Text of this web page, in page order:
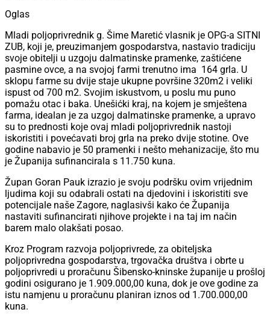
Oglas
Mladi poljoprivrednik g. Šime Maretić vlasnik je OPG-a SITNI
ZUB, koji je, preuzimanjem gospodarstva, nastavio tradiciju
svoje obitelji u uzgoju dalmatinske pramenke, zaštićene
pasmine ovce, a na svojoj farmi trenutno ima 164 grla. U
sklopu farme su dvije staje ukupne površine 320m2 i veliki
ispust od 700 m2. Svojim iskustvom, u poslu mu puno
pomažu otac i baka. Unešićki kraj, na kojem je smještena
farma, idealan je za uzgoj dalmatinske pramenke, a upravo
su to prednosti koje ovaj mladi poljoprivrednik nastoji
iskoristiti i povećavati broj grla na preko dvije stotine. Ove
godine nabavio je 50 pramenki i nešto mehanizacije, što mu
je Županija sufinancirala s 11.750 kuna.
Župan Goran Pauk izrazio je svoju podršku ovim vrijednim
ljudima koji su odabrali ostati na djedovini i iskoristiti sve
potencijale naše Zagore, naglasivši kako će Županija
nastaviti sufinancirati njihove projekte i na taj im način
barem malo olakšati posao.
Kroz Program razvoja poljoprivrede, za obiteljska
poljoprivredna gospodarstva, trgovačka društva i obrte u
poljoprivredi u proračunu Šibensko-kninske županije u prošloj
godini osigurano je 1.909.000,00 kuna, dok je ove godine za
istu namjenu u proračunu planiran iznos od 1.700.000,00
kuna.